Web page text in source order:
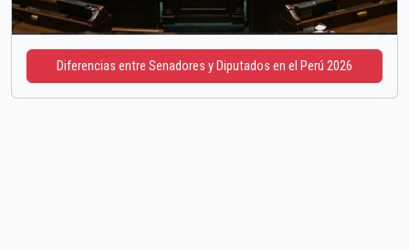
Diferencias entre Senadores y Diputados en el Perú 2026